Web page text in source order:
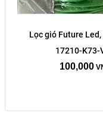
Lọc gió Future Led,
17210-K73-
100,000